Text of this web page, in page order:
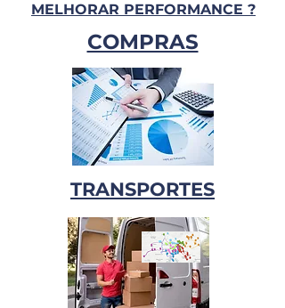
MELHORAR PERFORMANCE ?
COMPRAS
TRANSPORTES